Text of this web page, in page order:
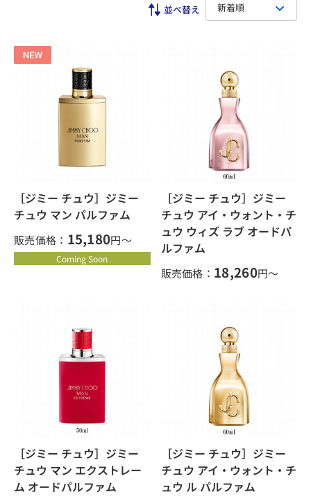
新着順
［ジミー チュウ］ジミー
チュウ マン パルファム
販売価格： 15,180円～
Coming Soon
［ジミー チュウ］ジミー
チュウ アイ・ウォント・チ
ュウ ウィズ ラブ オードパ
ルファム
販売価格： 18,260円～
［ジミー チュウ］ジミー
チュウ マン エクストレー
ム オードパルファム
［ジミー チュウ］ジミー
チュウ アイ・ウォント・チ
ュウ ル パルファム